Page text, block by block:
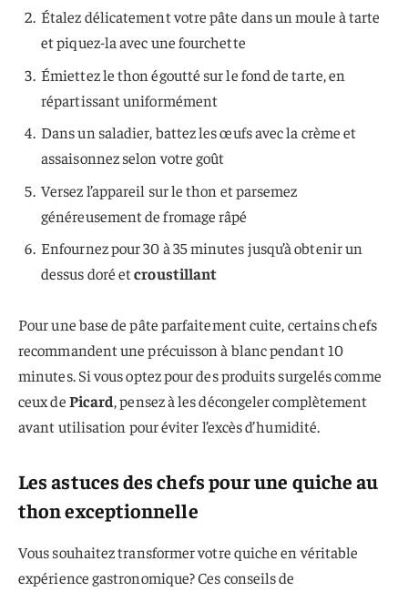
Étalez délicatement votre pâte dans un moule à tarte
et piquez-la avec une fourchette
Émiettez le thon égoutté sur le fond de tarte, en
répartissant uniformément
Dans un saladier, battez les œufs avec la crème et
assaisonnez selon votre goût
Versez l’appareil sur le thon et parsemez
généreusement de fromage râpé
Enfournez pour 30 à 35 minutes jusqu’à obtenir un
dessus doré etcroustillant
Pour une base de pâte parfaitement cuite, certains chefs
recommandent une précuisson à blanc pendant 10
minutes. Si vous optez pour des produits surgelés comme
ceux dePicard, pensez à les décongeler complètement
avant utilisation pour éviter l’excès d’humidité.
Les astuces des chefs pour une quiche au
thon exceptionnelle
Vous souhaitez transformer votre quiche en véritable
expérience gastronomique? Ces conseils de